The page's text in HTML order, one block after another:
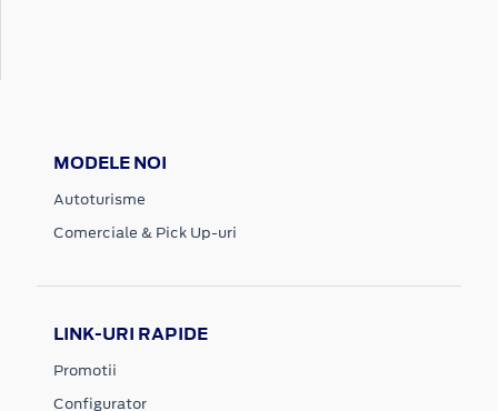
MODELE NOI
Autoturisme
Comerciale & Pick Up-uri
LINK-URI RAPIDE
Promotii
Configurator